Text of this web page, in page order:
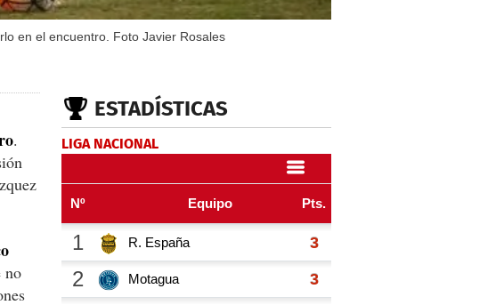
en el encuentro. Foto Javier Rosales
.
no
ESTADÍSTICAS
LIGA NACIONAL